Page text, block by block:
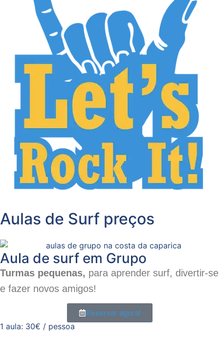
Aulas de Surf preços
Aula de surf em Grupo
Turmas pequenas, para aprender surf, divertir-se
e fazer novos amigos!
Reservar agora!
1 aula: 30€ / pessoa